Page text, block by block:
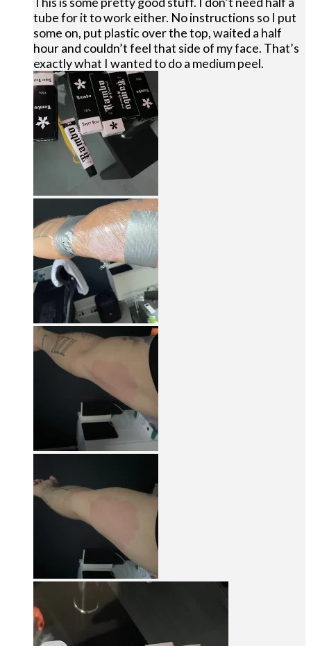
tube for it to work either. No instructions so I put
some on, put plastic over the top, waited a half
hour and couldn’t feel that side of my face. That’s
exactly what I wanted to do a medium peel.